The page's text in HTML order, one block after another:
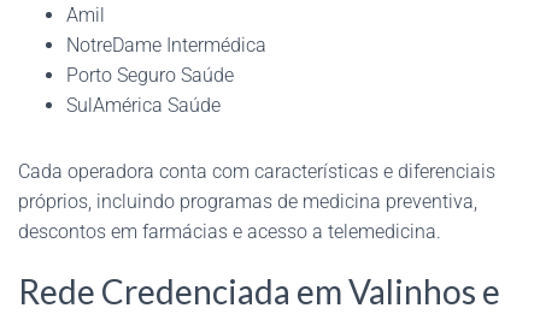
Amil
NotreDame Intermédica
Porto Seguro Saúde
SulAmérica Saúde
Cada operadora conta com características e diferenciais
próprios, incluindo programas de medicina preventiva,
descontos em farmácias e acesso a telemedicina.
Rede Credenciada em Valinhos e